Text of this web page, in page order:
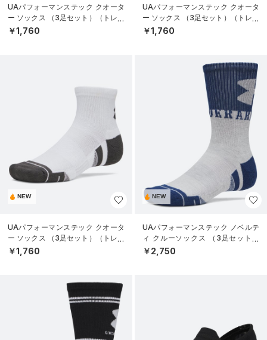
UAパフォーマンステック クオータ
ー ソックス （3足セット）（トレー
ニング/UNISEX）
￥1,760
UAパフォーマンステック クオータ
ー ソックス （3足セット）（トレー
ニング/UNISEX）
￥1,760
NEW
UAパフォーマンステック クオータ
ー ソックス （3足セット）（トレー
ニング/UNISEX）
￥1,760
NEW
UAパフォーマンステック ノベルテ
ィ クルーソックス （3足セット）
（トレーニング/UNISEX）
￥2,750